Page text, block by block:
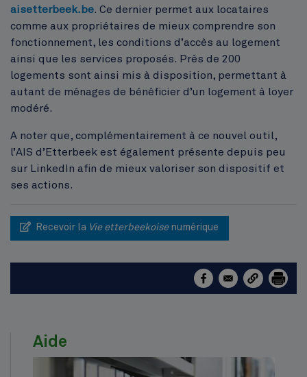
aisetterbeek.be. Ce dernier permet aux locataires
comme aux propriétaires de mieux comprendre son
fonctionnement, les conditions d’accès au logement
ainsi que les services proposés. Près de 200
logements sont ainsi mis à disposition, permettant à
autant de ménages de bénéficier d’un logement à loyer
modéré.
A noter que, complémentairement à ce nouvel outil,
l’AIS d’Etterbeek est également présente depuis peu
sur LinkedIn afin de mieux valoriser son dispositif et
ses actions.
Recevoir la Vie etterbeekoisenumérique
Aide